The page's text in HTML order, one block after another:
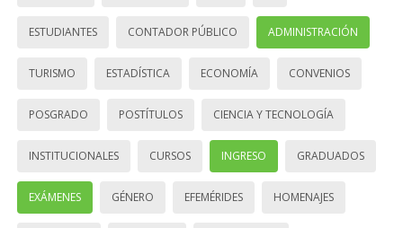
ESTUDIANTES CONTADOR PÚBLICO ADMINISTRACIÓN
TURISMO ESTADÍSTICA ECONOMÍA CONVENIOS
POSGRADO POSTÍTULOS CIENCIA Y TECNOLOGÍA
INSTITUCIONALES CURSOS INGRESO GRADUADOS
EXÁMENES GÉNERO EFEMÉRIDES HOMENAJES